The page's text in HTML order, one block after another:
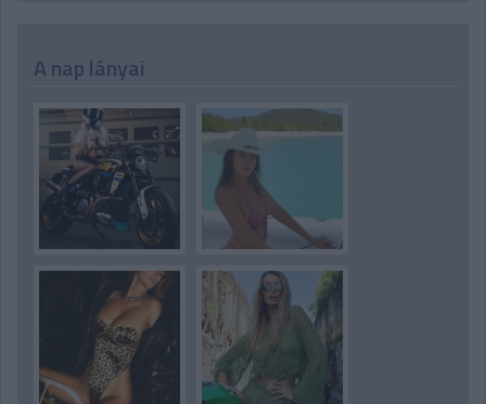
A nap lányai